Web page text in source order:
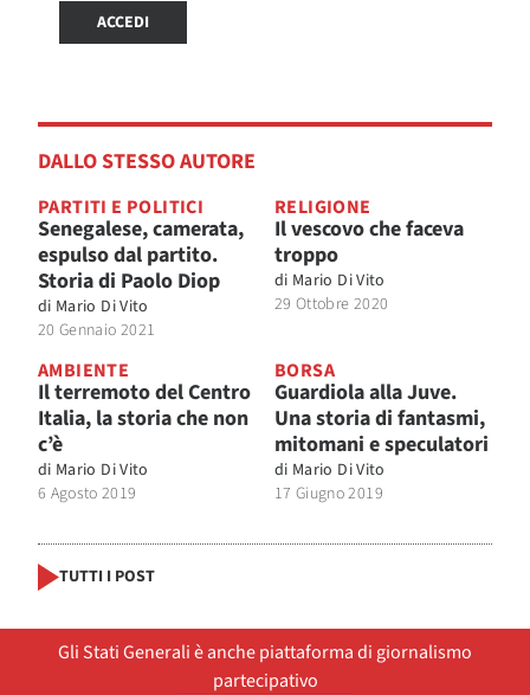
ACCEDI
DALLO STESSO AUTORE
PARTITI E POLITICI
Senegalese, camerata,
espulso dal partito.
Storia di Paolo Diop
di Mario Di Vito
20 Gennaio 2021
RELIGIONE
Il vescovo che faceva
troppo
di Mario Di Vito
29 Ottobre 2020
AMBIENTE
Il terremoto del Centro
Italia, la storia che non
c’è
di Mario Di Vito
6 Agosto 2019
BORSA
Guardiola alla Juve.
Una storia di fantasmi,
mitomani e speculatori
di Mario Di Vito
17 Giugno 2019
TUTTI I POST
Gli Stati Generali è anche piattaforma di giornalismo
partecipativo